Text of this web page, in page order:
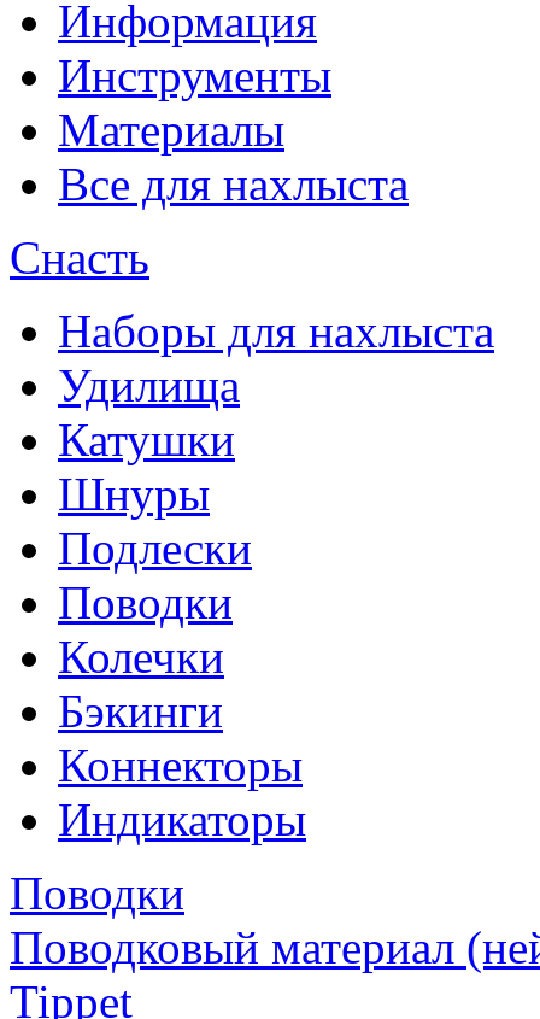
Информация
Инструменты
Материалы
Все для нахлыста
Снасть
Наборы для нахлыста
Удилища
Катушки
Шнуры
Подлески
Поводки
Колечки
Бэкинги
Коннекторы
Индикаторы
Поводки
Поводковый материал
Tippet